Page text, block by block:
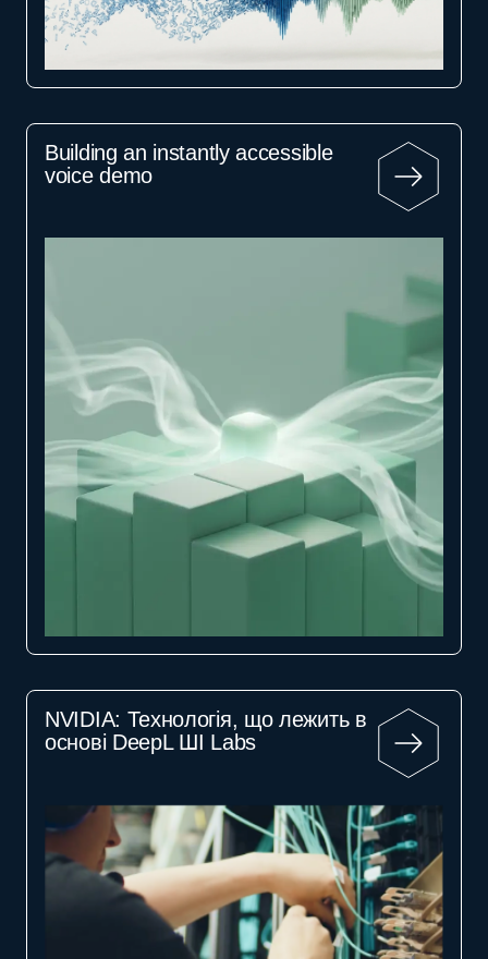
Building an instantly accessible
voice demo
NVIDIA: Технологія, що лежить в
основі DeepL ШІ Labs